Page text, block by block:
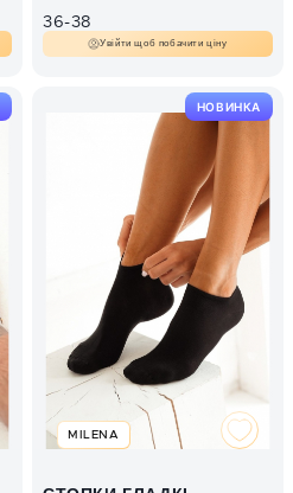
36-38
Увійти щоб побачити ціну
НОВИНКА
MILENA